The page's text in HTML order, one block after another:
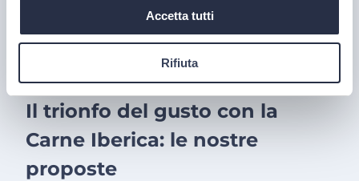
Accetta tutti
Rifiuta
PRODOTTI
Il trionfo del gusto con la
Carne Iberica: le nostre
proposte